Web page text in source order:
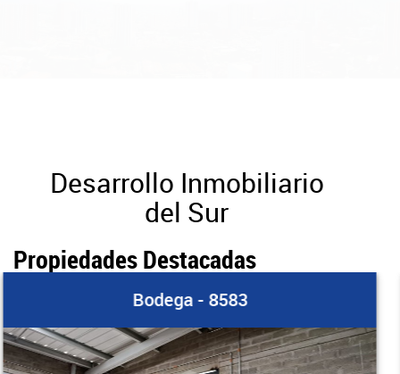
Desarrollo Inmobiliario
del Sur
Propiedades Destacadas
Apartamento - 8579